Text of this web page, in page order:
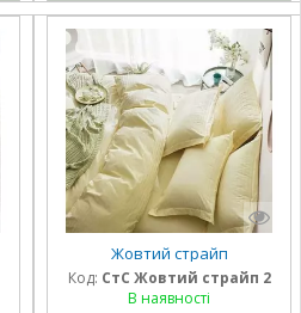
Жовтий страйп
Код: СтС Жовтий страйп 2
В наявності